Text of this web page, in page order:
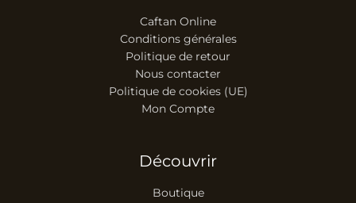
Caftan Online
Conditions générales
Politique de retour
Nous contacter
Politique de cookies (UE)
Mon Compte
Découvrir
Boutique